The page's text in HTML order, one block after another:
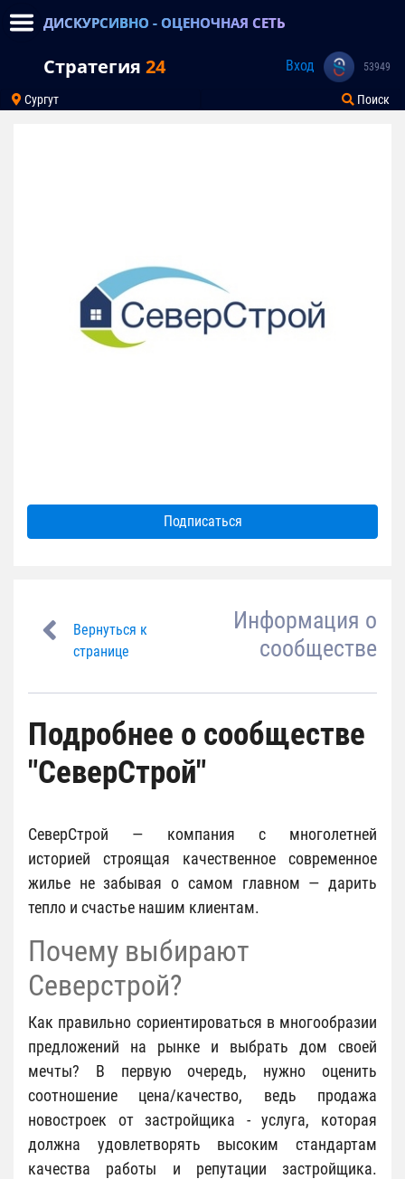
ДИСКУРСИВНО - ОЦЕНОЧНАЯ СЕТЬ
Стратегия 24 Вход 53949
Сургут Поиск
Подписаться
Вернуться к
странице
Информация о
сообществе
Подробнее о сообществе
"СеверСтрой"
СеверСтрой — компания с многолетней
историей строящая качественное современное
жилье не забывая о самом главном — дарить
тепло и счастье нашим клиентам.
Почему выбирают
Северстрой?
Как правильно сориентироваться в многообразии
предложений на рынке и выбрать дом своей
мечты? В первую очередь, нужно оценить
соотношение цена/качество, ведь продажа
новостроек от застройщика - услуга, которая
должна удовлетворять высоким стандартам
качества работы и репутации застройщика.